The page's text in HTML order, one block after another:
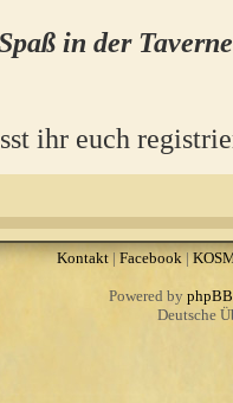
in der
ihr euch
Kontakt|Facebook |
Powered by phpBB
Deutsche